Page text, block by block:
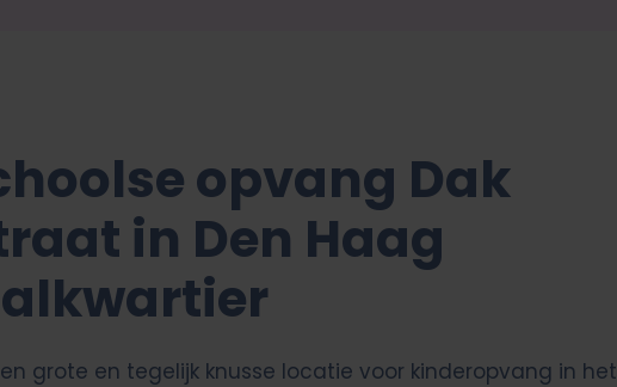
opvang Dak
in Den Haag
grote en tegelijk knusse locatie voor kinderopvang in het